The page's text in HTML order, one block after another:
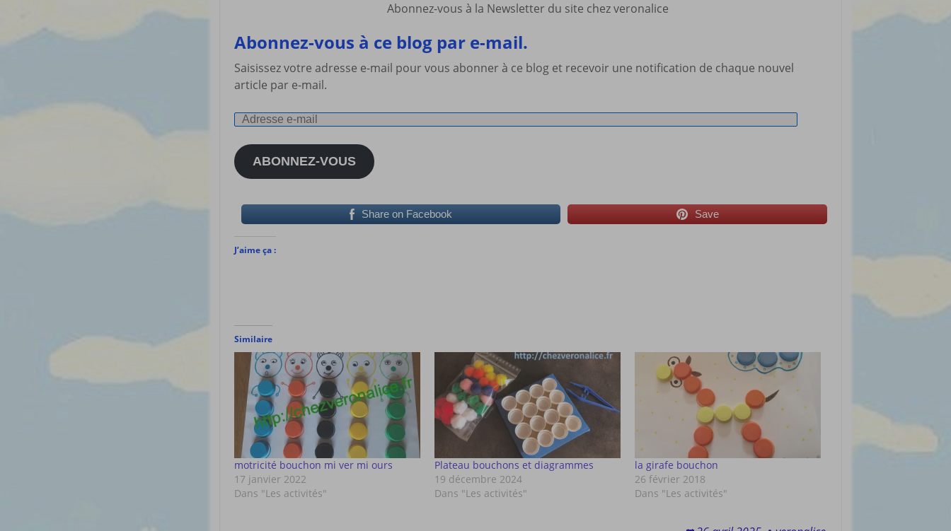
Abonnez-vous à la Newsletter du site chez veronalice
Abonnez-vous à ce blog par e-mail.
Saisissez votre adresse e-mail pour vous abonner à ce blog et recevoir une notification de chaque nouvel
article par e-mail.
Adresse
mail
ABONNEZ-VOUS
Share on Facebook Save
J’aime ça :
Similaire
motricité bouchon mi ver mi ours
17 janvier 2022
Dans "Les activités"
Plateau bouchons et diagrammes
19 décembre 2024
Dans "Les activités"
la girafe bouchon
26 février 2018
Dans "Les activités"